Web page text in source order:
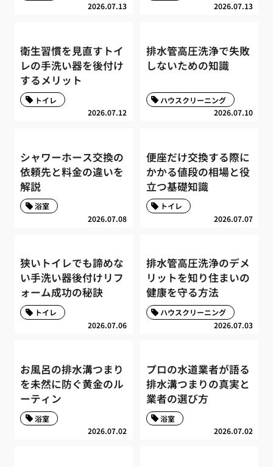
2026.07.13 2026.07.13
衛生習慣を見直すトイ
レの手洗い器を後付け
するメリット
2026.07.12
トイレ
排水管高圧洗浄で失敗
しないための知識
2026.07.10
ハウスクリーニング
シャワーホース交換の
依頼先と料金の違いを
解説
2026.07.08
浴室
便座だけ交換する際に
かかる値段の相場と役
立つ基礎知識
2026.07.07
トイレ
狭いトイレでも諦めな
い手洗い器後付けリフ
ォーム成功の秘訣
2026.07.06
トイレ
排水管高圧洗浄のデメ
リットを知り住まいの
健康を守る方法
2026.07.03
ハウスクリーニング
お風呂の排水溝つまり
を未然に防ぐ黄金のル
ーティン
2026.07.02
浴室
プロの水道業者が語る
排水溝つまりの真実と
業者の選び方
2026.07.02
浴室